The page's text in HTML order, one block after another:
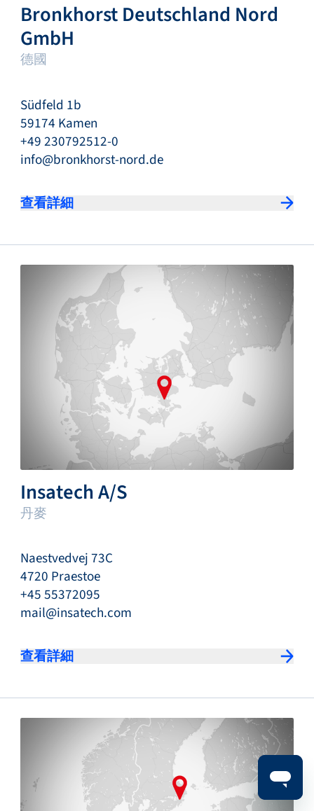
Bronkhorst Deutschland Nord
GmbH
德國
Südfeld 1b
59174 Kamen
+49 230792512-0
info@bronkhorst-nord.de
查看詳細
Insatech A/S
丹麥
Naestvedvej 73C
4720 Praestoe
+45 55372095
mail@insatech.com
查看詳細